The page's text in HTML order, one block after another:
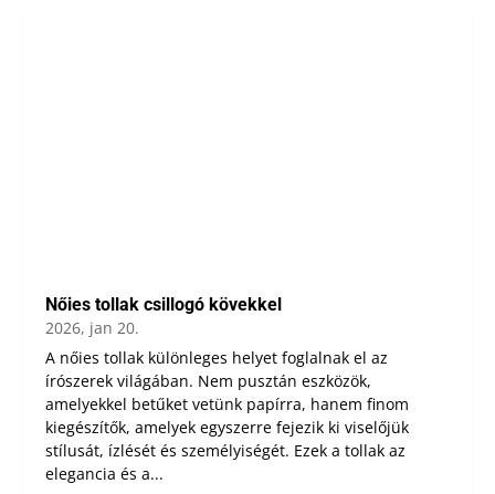
Nőies tollak csillogó kövekkel
2026, jan 20.
A nőies tollak különleges helyet foglalnak el az
írószerek világában. Nem pusztán eszközök,
amelyekkel betűket vetünk papírra, hanem finom
kiegészítők, amelyek egyszerre fejezik ki viselőjük
stílusát, ízlését és személyiségét. Ezek a tollak az
elegancia és a...